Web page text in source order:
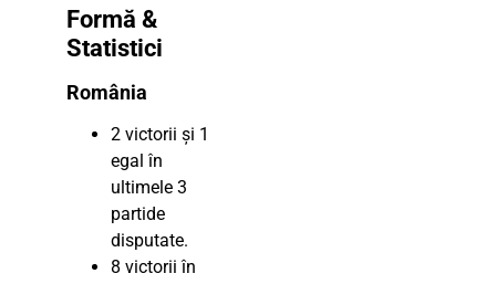
Formă &
Statistici
România
2 victorii și 1
egal în
ultimele 3
partide
disputate.
8 victorii în